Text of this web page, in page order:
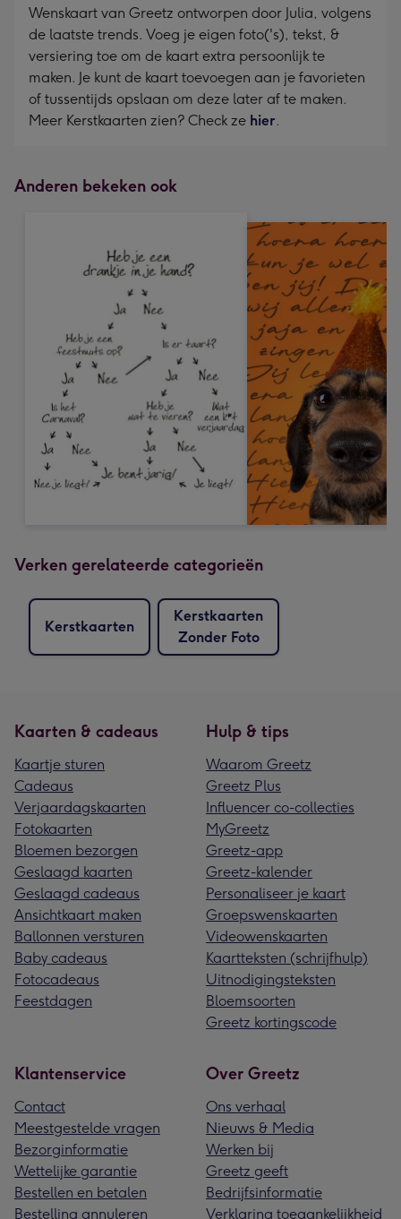
Wenskaart van Greetz ontworpen door Julia, volgens
de laatste trends. Voeg je eigen foto('s), tekst, &
versiering toe om de kaart extra persoonlijk te
maken. Je kunt de kaart toevoegen aan je favorieten
of tussentijds opslaan om deze later af te maken.
Meer Kerstkaarten zien? Check ze hier.
Anderen bekeken ook
Verken gerelateerde categorieën
Kerstkaarten
Kerstkaarten
Zonder Foto
Kaarten & cadeaus
Kaartje sturen
Cadeaus
Verjaardagskaarten
Fotokaarten
Bloemen bezorgen
Geslaagd kaarten
Geslaagd cadeaus
Ansichtkaart maken
Ballonnen versturen
Baby cadeaus
Fotocadeaus
Feestdagen
Hulp & tips
Waarom Greetz
Greetz Plus
Influencer co-collecties
MyGreetz
Greetz-app
Greetz-kalender
Personaliseer je kaart
Groepswenskaarten
Videowenskaarten
Kaartteksten (schrijfhulp)
Uitnodigingsteksten
Bloemsoorten
Greetz kortingscode
Klantenservice
Contact
Meestgestelde vragen
Bezorginformatie
Wettelijke garantie
Bestellen en betalen
Bestelling annuleren
Over Greetz
Ons verhaal
Nieuws & Media
Werken bij
Greetz geeft
Bedrijfsinformatie
Verklaring toegankelijkheid